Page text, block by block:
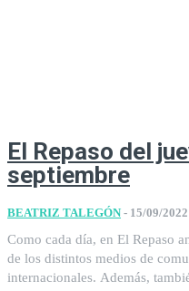
El Repaso del
septiembre
BEATRIZ TALEGÓN - 15/09/2022
Como cada día, en El Repaso
de los distintos medios de
internacionales.